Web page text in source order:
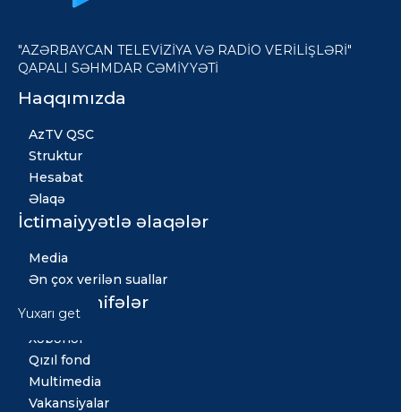
"AZƏRBAYCAN TELEVİZİYA VƏ RADİO VERİLİŞLƏRİ"
QAPALI SƏHMDAR CƏMİYYƏTİ
Haqqımızda
AzTV QSC
Struktur
Hesabat
Əlaqə
İctimaiyyətlə əlaqələr
Media
Ən çox verilən suallar
Digər səhifələr
Xəbərlər
Qızıl fond
Multimedia
Vakansiyalar
Yuxarı get